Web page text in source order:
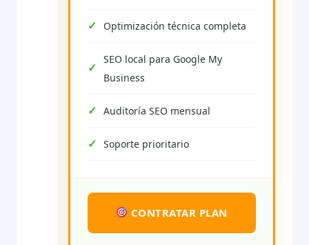
Optimización técnica completa
SEO local para Google My
Business
Auditoría SEO mensual
Soporte prioritario
CONTRATAR PLAN